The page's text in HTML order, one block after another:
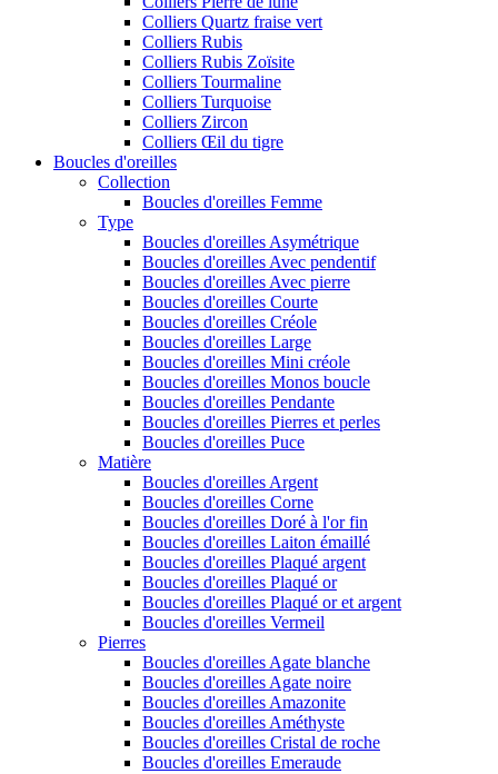
Colliers Quartz fraise vert
Colliers Rubis
Colliers Rubis Zoïsite
Colliers Tourmaline
Colliers Turquoise
Colliers Zircon
Colliers Œil du tigre
Boucles d'oreilles
Collection
Boucles d'oreilles Femme
Type
Boucles d'oreilles Asymétrique
Boucles d'oreilles Avec pendentif
Boucles d'oreilles Avec pierre
Boucles d'oreilles Courte
Boucles d'oreilles Créole
Boucles d'oreilles Large
Boucles d'oreilles Mini créole
Boucles d'oreilles Monos boucle
Boucles d'oreilles Pendante
Boucles d'oreilles Pierres et perles
Boucles d'oreilles Puce
Matière
Boucles d'oreilles Argent
Boucles d'oreilles Corne
Boucles d'oreilles Doré à l'or fin
Boucles d'oreilles Laiton émaillé
Boucles d'oreilles Plaqué argent
Boucles d'oreilles Plaqué or
Boucles d'oreilles Plaqué or et argent
Boucles d'oreilles Vermeil
Pierres
Boucles d'oreilles Agate blanche
Boucles d'oreilles Agate noire
Boucles d'oreilles Amazonite
Boucles d'oreilles Améthyste
Boucles d'oreilles Cristal de roche
Boucles d'oreilles Emeraude